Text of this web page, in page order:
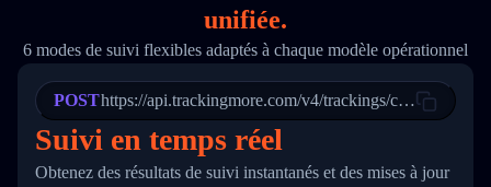
21
22
23
24
25
27
        "trackinfo": [
          {
            "Date": "2017-03-08 04: 22: 00",
"StatusDescription": "Departed
"Details": "Departed Facility
          },
          {
            "Date": "2017-03-06 15:28:00",
"StatusDescription": "Shipment
unifiée.
6 modes de suivi flexibles adaptés à chaque modèle opérationnel
POSThttps://api.trackingmore.com/v4/trackings/create
Suivi en temps réel
Obtenez des résultats de suivi instantanés et des mises à jour